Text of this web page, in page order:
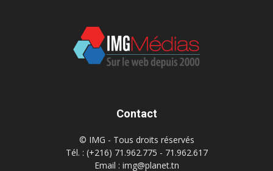
Contact
© IMG - Tous droits réservés
Tél. : (+216) 71.962.775 - 71.962.617
Email : img@planet.tn